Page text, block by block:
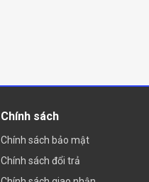
Chính sách
Chính sách bảo mật
Chính sách đổi trả